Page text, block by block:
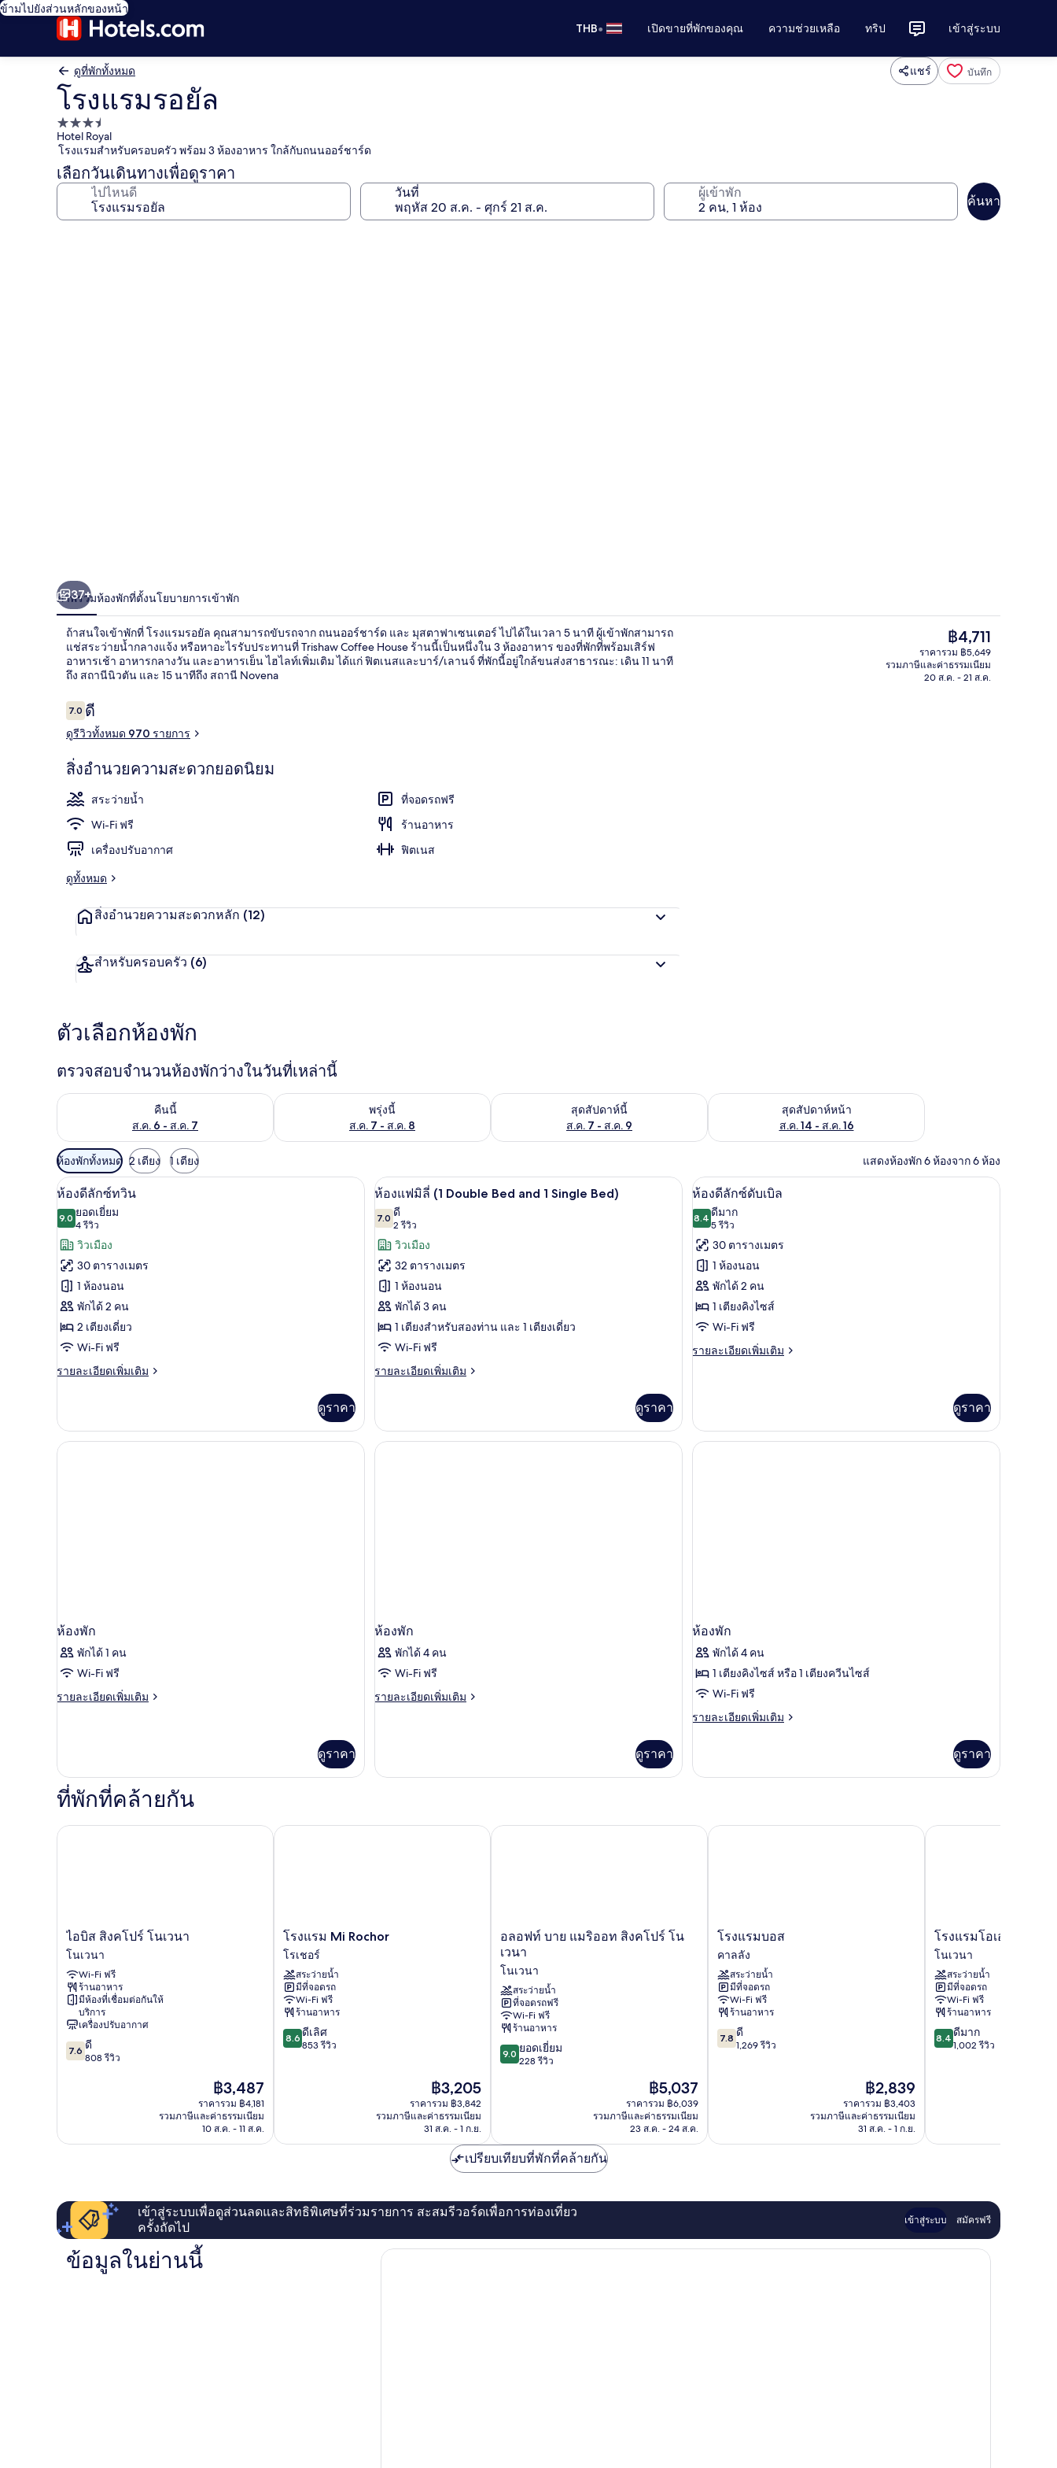
ข้ามไปยังส่วนหลักของหน้า
THB• เปิดขายที่พักของคุณ ความช่วยเหลือ ทริป เข้าสู่ระบบ
ดูที่พักทั้งหมด แชร์ บันทึก
โรงแรมรอยัล
ที่พัก
3.5
ดาว
Hotel Royal
โรงแรมสำหรับครอบครัว พร้อม 3 ห้องอาหาร ใกล้กับถนนออร์ชาร์ด
เลือกวันเดินทางเพื่อดูราคา
ไปไหนดี วันที่ ผู้เข้าพัก
ค้นหา
ห้องดีลักซ์ทวิน | ผ้านวมขนเป็ด, เตีย
37+
ภาพรวมห้องพักที่ตั้งนโยบายการเข้าพัก
ถ้าสนใจเข้าพักที่ โรงแรมรอยัล คุณสามารถขับรถจาก ถนนออร์ชาร์ด และ มุสตาฟาเซนเตอร์ ไปได้ในเวลา 5 นาที ผู้เข้าพักสามารถ
แช่สระว่ายน้ำกลางแจ้ง หรือหาอะไรรับประทานที่ Trishaw Coffee House ร้านนี้เป็นหนึ่งใน 3 ห้องอาหาร ของที่พักที่พร้อมเสิร์ฟ
อาหารเช้า อาหารกลางวัน และอาหารเย็น ไฮไลท์เพิ่มเติม ได้แก่ ฟิตเนสและบาร์/เลานจ์ ที่พักนี้อยู่ใกล้ขนส่งสาธารณะ: เดิน 11 นาที
ถึง สถานีนิวตัน และ 15 นาทีถึง สถานี Novena
รีวิว
7.07.0 จาก 10
ดี
ดูรีวิวทั้งหมด 970 รายการ
สิ่งอำนวยความสะดวกยอดนิยม
สระว่ายน้ำ
ที่จอดรถฟรี
Wi-Fi ฟรี
ร้านอาหาร
เครื่องปรับอากาศ
ฟิตเนส
ดูทั้งหมด
สิ่งอำนวยความสะดวกหลัก (12)
สำหรับครอบครัว (6)
ราคา
ปัจจุบัน
฿4,711
฿4,711
ราคารวม ฿5,649
รวมภาษีและค่าธรรมเนียม
20 ส.ค. - 21 ส.ค.
ตัวเลือกห้องพัก
ตรวจสอบจำนวนห้องพักว่างในวันที่เหล่านี้
คืนนี้
ส.ค. 6 - ส.ค. 7
ตรวจสอบจำนวนห้องพักว่างในคืนนี้ ส.ค. 6 - ส.ค. 7
พรุ่งนี้
ส.ค. 7 - ส.ค. 8
ตรวจสอบจำนวนห้องพักว่างในพรุ่งนี้ ส.ค. 7 - ส.ค. 8
สุดสัปดาห์นี้
ส.ค. 7 - ส.ค. 9
ตรวจสอบจำนวนห้องพักว่างในสุดสัปดาห์นี้ ส.ค. 7 - ส.ค. 9สุดสัปดาห์หน้า
ส.ค. 14 - ส.ค. 16
ตรวจสอบจำนวนห้องพักว่างในสุดสัปดาห์หน้า ส.ค. 14 - ส.ค. 16
ตัว
กรอง
ที่
มี
ให้
สำหรับ
ห้อง
พัก
ห้องพักทั้งหมด 2 เตียง 1 เตียง แสดงห้องพัก 6 ห้องจาก 6 ห้อง
เปิด
ภาพถ่าย
ทั้งหมด
ของ
ห้อง
ดี
ลัก
ซ์
ทวิน
ห้องดีลักซ์ทวิน | ผ้านวมขนเป็ด, เตียงพร้อมฟูกเสริมที่นอน, มินิบาร์, ตู้นิรภัยในห้องพัก
4
ห้องดีลักซ์ทวิน
9.09.0 จาก 10
ยอดเยี่ยม
4 รีวิว
(4
รีวิว)
วิวเมือง
30 ตารางเมตร
1 ห้องนอน
พักได้ 2 คน
2 เตียงเดี่ยว
Wi-Fi ฟรี
รายละเอียดเพิ่มเติม
ราย
เกี่ยว
กับ
ห้อง
ดูราคา
เปิด
ภาพถ่าย
ทั้งหมด
ของ
ห้อง
แฟ
มิ
ลี่
(1
and
ห้องแฟมิลี่ (1 Double Bed and 1 Single Bed) | ผ้านวมขนเป็ด, เตียงพร้อมฟูกเสริมที่นอน, มินิบาร์, ตู้นิรภัยในห้องพัก
2
ห้องแฟมิลี่ (1 Double Bed and 1 Single Bed)
7.07.0 จาก 10
ดี
2 รีวิว
(2
รีวิว)
วิวเมือง
32 ตารางเมตร
1 ห้องนอน
พักได้ 3 คน
1 เตียงสำหรับสองท่าน และ 1 เตียงเดี่ยว
Wi-Fi ฟรี
รายละเอียดเพิ่มเติม
ราย
เกี่ยว
กับ
ห้อง
ดูราคา
เปิด
ภาพถ่าย
ทั้งหมด
ของ
ห้อง
ดี
ลัก
ซ์
ห้องดีลักซ์ดับเบิล | ผ้านวมขนเป็ด, เตียงพร้อม
4
ห้องดีลักซ์ดับเบิล
8.48.4 จาก 10
ดีมาก
5 รีวิว
(5
รีวิว)
30 ตารางเมตร
1 ห้องนอน
พักได้ 2 คน
1 เตียงคิงไซส์
Wi-Fi ฟรี
รายละเอียดเพิ่มเติม
ราย
กับ
ห้อง
ดี
ดูราคา
ห้องพัก
พักได้ 1 คน
Wi-Fi ฟรี
รายละเอียดเพิ่มเติม
ราย
กับ
ห้อง
พัก
ดูราคา
ห้องพัก
พักได้ 4 คน
Wi-Fi ฟรี
รายละเอียดเพิ่มเติม
ราย
กับ
ห้อง
ดูราคา
ห้องพัก
พักได้ 4 คน
1 เตียงคิงไซส์ หรือ 1 เตียงควีนไซส์
Wi-Fi ฟรี
รายละเอียดเพิ่มเติม
ราย
เกี่ยว
ดูราคา
ที่พักที่คล้ายกัน
ไอ
บิส
สิงคโปร์
โน
เวนา
โน
เวนา
ไอบิส สิงคโปร์ โนเวนา
โนเวนา
Wi-Fi ฟรี
ร้านอาหาร
มีห้องที่เชื่อมต่อกันให้
บริการ
เครื่องปรับอากาศ
7.6
จาก
7.6 ดี
808 รีวิว
ราคา
ปัจจุบัน
คือ
฿3,487
฿3,487
ราคารวม ฿4,181
รวมภาษีและค่าธรรมเนียม
10 ส.ค. - 11 ส.ค.
ไอบิส สิงคโปร์ โนเวนา
โรงแรม
Mi
Rochor
โร
เชอ
ร์
โรงแรม Mi Rochor
โรเชอร์
สระว่ายน้ำ
มีที่จอดรถ
Wi-Fi ฟรี
ร้านอาหาร
8.6
จาก
8.6 ดีเลิศ
853 รีวิว
ราคา
ปัจจุบัน
คือ
฿3,205
฿3,205
ราคารวม ฿3,842
รวมภาษีและค่าธรรมเนียม
31 ส.ค. - 1 ก.ย.
โรงแรม Mi Rochor
อลอฟท์
บาย
แมริ
ออท
สิงคโปร์
โน
เวนา
โน
เวนา
อลอฟท์ บาย แมริออท สิงคโปร์ โน
เวนา
โนเวนา
สระว่ายน้ำ
ที่จอดรถฟรี
Wi-Fi ฟรี
ร้านอาหาร
9.0
จาก
9.0 ยอดเยี่ยม
228 รีวิว
ราคา
ปัจจุบัน
คือ
฿5,037
฿5,037
ราคารวม ฿6,039
รวมภาษีและค่าธรรมเนียม
23 ส.ค. - 24 ส.ค.
อลอฟท์ บาย แมริออท สิงคโปร์ โนเวนา
โรงแรม
คา
ลลัง
โรงแรมบอส
คาลลัง
สระว่ายน้ำ
มีที่จอดรถ
Wi-Fi ฟรี
ร้านอาหาร
7.8
จาก
7.8 ดี
1,269 รีวิว
ราคา
ปัจจุบัน
คือ
฿2,839
฿2,839
ราคารวม ฿3,403
รวมภาษีและค่าธรรมเนียม
31 ส.ค. - 1 ก.ย.
โรงแรมบอส
โรงแรม
โอ
เอเชีย
โน
เวนา
สิงคโปร์
โน
เวนา
โรงแรมโอเอเชีย โนเ
โนเวนา
สระว่ายน้ำ
มีที่จอดรถ
Wi-Fi ฟรี
ร้านอาหาร
8.4
จาก
8.4 ดีมาก
1,002 รีวิว
โรงแรมโอเอเชีย โนเว
เปรียบเทียบที่พักที่คล้ายกัน
เข้าสู่ระบบเพื่อดูส่วนลดและสิทธิพิเศษที่ร่วมรายการ สะสมรีวอร์ดเพื่อการท่องเที่ยว
ครั้งถัดไป
เข้าสู่ระบบ สมัครฟรี
ข้อมูลในย่านนี้